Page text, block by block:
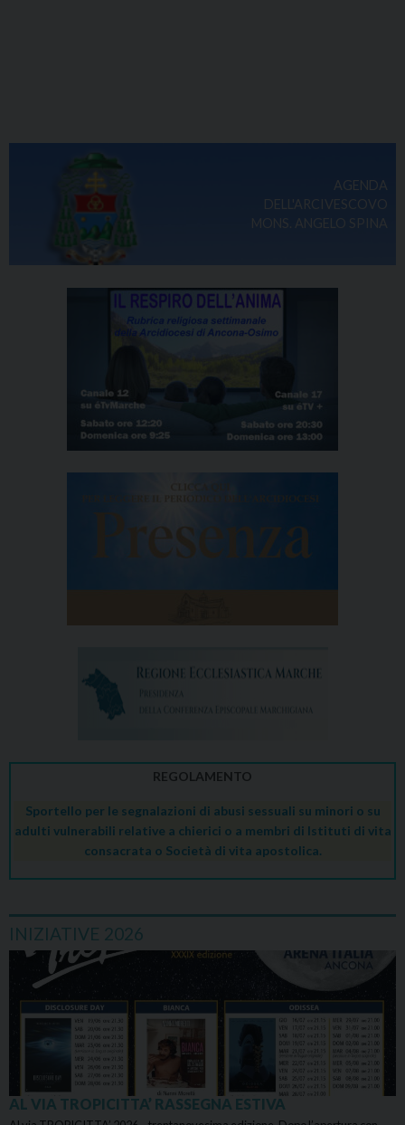
AGENDA
DELL'ARCIVESCOVO
MONS. ANGELO SPINA
REGOLAMENTO
Sportello per le segnalazioni di abusi sessuali su minori o su
adulti vulnerabili relative a chierici o a membri di Istituti di vita
consacrata o Società di vita apostolica.
INIZIATIVE 2026
AL VIA TROPICITTA’ RASSEGNA ESTIVA